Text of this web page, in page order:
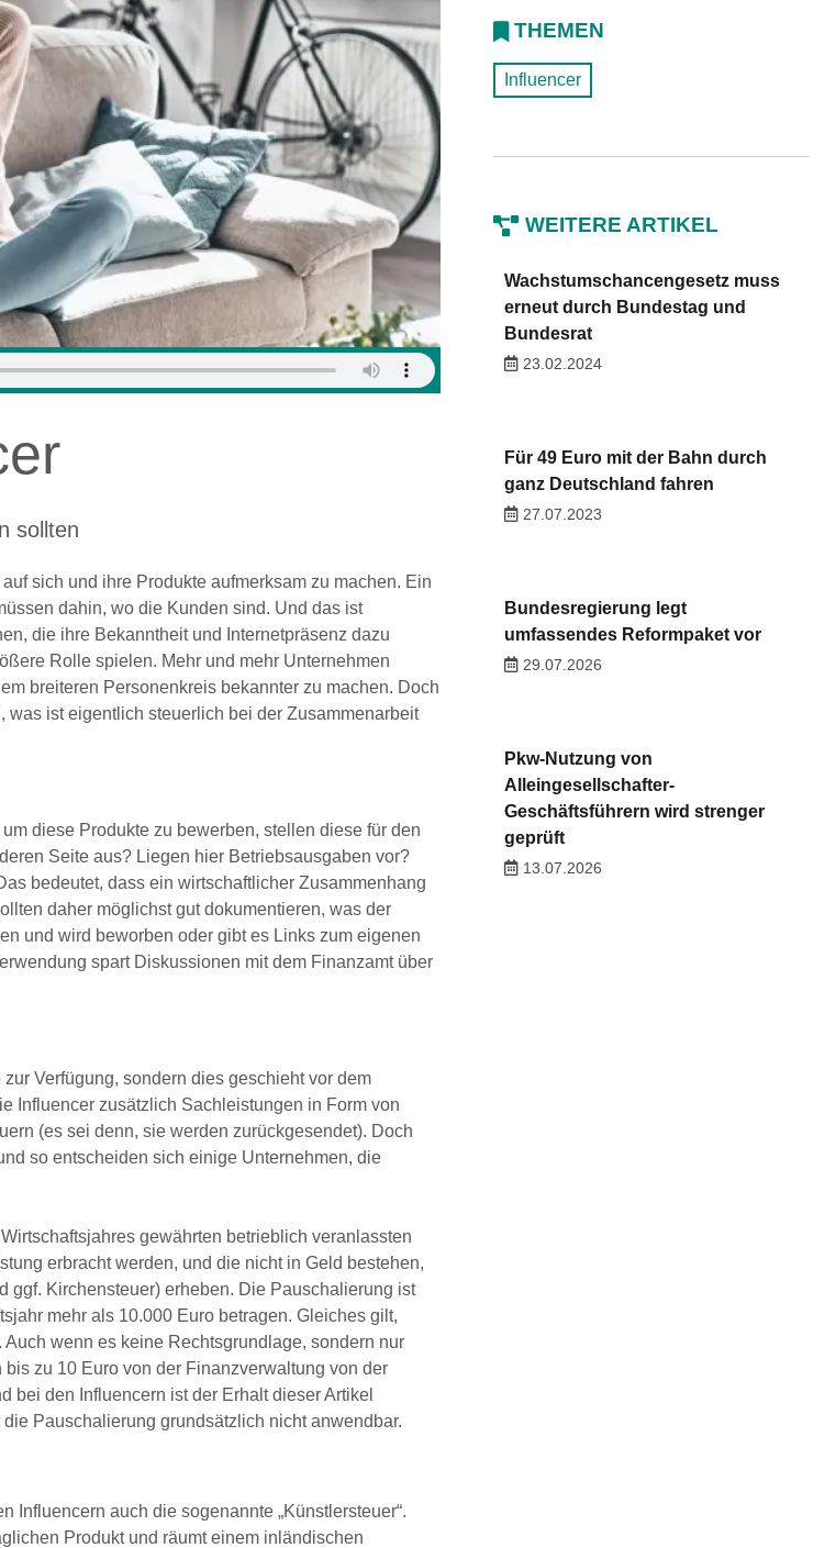
sollten
sich und ihre Produkte aufmerksam zu machen. Ein
dahin, wo die Kunden sind. Und das ist
die ihre Bekanntheit und Internetpräsenz dazu
Rolle spielen. Mehr und mehr Unternehmen
breiteren Personenkreis bekannter zu machen. Doch
ist eigentlich steuerlich bei der Zusammenarbeit
diese Produkte zu bewerben, stellen diese für den
Seite aus? Liegen hier Betriebsausgaben vor?
bedeutet, dass ein wirtschaftlicher Zusammenhang
daher möglichst gut dokumentieren, was der
und wird beworben oder gibt es Links zum eigenen
spart Diskussionen mit dem Finanzamt über
Verfügung, sondern dies geschieht vor dem
Influencer zusätzlich Sachleistungen in Form von
(es sei denn, sie werden zurückgesendet). Doch
so entscheiden sich einige Unternehmen, die
gewährten betrieblich veranlassten
erbracht werden, und die nicht in Geld bestehen,
ggf. Kirchensteuer) erheben. Die Pauschalierung ist
mehr als 10.000 Euro betragen. Gleiches gilt,
wenn es keine Rechtsgrundlage, sondern nur
zu 10 Euro von der Finanzverwaltung von der
bei den Influencern ist der Erhalt dieser Artikel
Pauschalierung grundsätzlich nicht anwendbar.
auch die sogenannte „Künstlersteuer“.
Produkt und räumt einem inländischen
THEMEN
Influencer
WEITERE ARTIKEL
Wachstumschancengesetz muss
erneut durch Bundestag und
Bundesrat
23.02.2024
Für 49 Euro mit der Bahn durch
ganz Deutschland fahren
27.07.2023
Bundesregierung legt
umfassendes Reformpaket vor
29.07.2026
Pkw-Nutzung von
Alleingesellschafter-
Geschäftsführern wird strenger
geprüft
13.07.2026